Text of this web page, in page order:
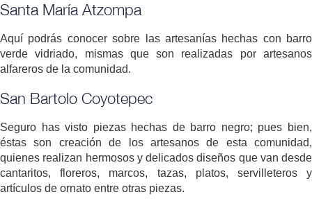
Santa María Atzompa
Aquí podrás conocer sobre las artesanías hechas con barro
verde vidriado, mismas que son realizadas por artesanos
alfareros de la comunidad.
San Bartolo Coyotepec
Seguro has visto piezas hechas de barro negro; pues bien,
éstas son creación de los artesanos de esta comunidad,
quienes realizan hermosos y delicados diseños que van desde
cantaritos, floreros, marcos, tazas, platos, servilleteros y
artículos de ornato entre otras piezas.